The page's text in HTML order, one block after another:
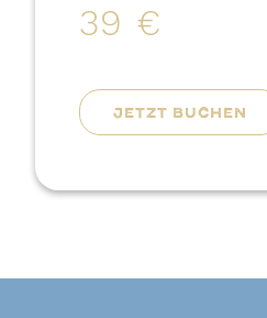
39 €
JETZT BUCHEN